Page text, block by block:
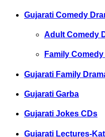
Gujarati Comedy
Adult Comedy
Family
Gujarati Family
Gujarati Garba
Gujarati Jokes CDs
Gujarati Lectures-